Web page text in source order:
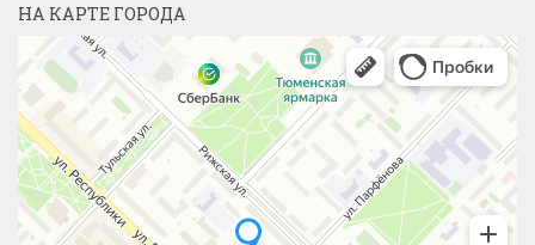
НА КАРТЕ ГОРОДА